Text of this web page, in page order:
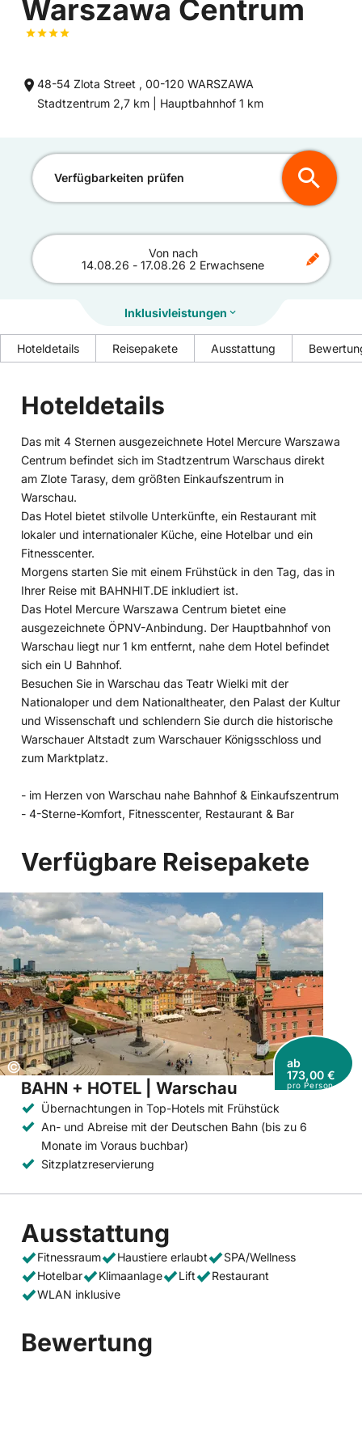
Warszawa Centrum
48-54 Zlota Street , 00-120 WARSZAWA
Entfernung
Stadtzentrum 2,7 km | Entfernung
Hauptbahnhof 1 km
Verfügbarkeiten prüfen
Von nach
14.08.26 - 17.08.26 2 Erwachsene
Inklusivleistungen
Hoteldetails Reisepakete Ausstattung
Hoteldetails
Das mit 4 Sternen ausgezeichnete Hotel Mercure Warszawa
Centrum befindet sich im Stadtzentrum Warschaus direkt
am Zlote Tarasy, dem größten Einkaufszentrum in
Warschau.
Das Hotel bietet stilvolle Unterkünfte, ein Restaurant mit
lokaler und internationaler Küche, eine Hotelbar und ein
Fitnesscenter.
Morgens starten Sie mit einem Frühstück in den Tag, das in
Ihrer Reise mit BAHNHIT.DE inkludiert ist.
Das Hotel Mercure Warszawa Centrum bietet eine
ausgezeichnete ÖPNV-Anbindung. Der Hauptbahnhof von
Warschau liegt nur 1 km entfernt, nahe dem Hotel befindet
sich ein U Bahnhof.
Besuchen Sie in Warschau das Teatr Wielki mit der
Nationaloper und dem Nationaltheater, den Palast der Kultur
und Wissenschaft und schlendern Sie durch die historische
Warschauer Altstadt zum Warschauer Königsschloss und
zum Marktplatz.
- im Herzen von Warschau nahe Bahnhof & Einkaufszentrum
- 4-Sterne-Komfort, Fitnesscenter, Restaurant & Bar
Verfügbare Reisepakete
Copyright:
©
ab
173,00 €
pro Person
BAHN + HOTEL | Warschau
Übernachtungen in Top-Hotels mit Frühstück
An- und Abreise mit der Deutschen Bahn (bis zu 6
Monate im Voraus buchbar)
Sitzplatzreservierung
Ausstattung
Fitnessraum Haustiere erlaubt
SPA/Wellness
Hotelbar
Klimaanlage Lift
Restaurant
WLAN inklusive
Bewertung